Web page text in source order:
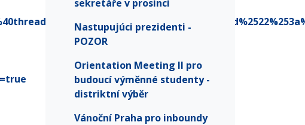
sekretáře v prosinci
Nastupujúci prezidenti -
POZOR
Orientation Meeting II pro
budoucí výměnné studenty -
distriktní výběr
Vánoční Praha pro inboundy